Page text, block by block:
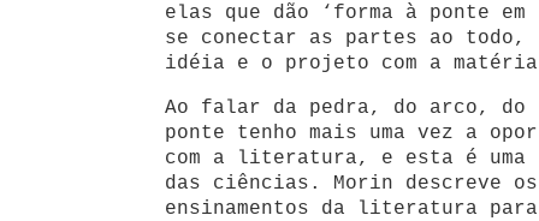
elas que dão ‘forma à ponte
se conectar as partes ao
idéia e o projeto com a
Ao falar da pedra, do arco, do
ponte tenho mais uma vez a
com a literatura, e esta é uma
das ciências. Morin descreve
ensinamentos da literatura